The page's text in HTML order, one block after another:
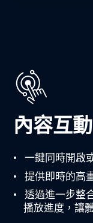
內容互
一鍵同時開啟
提供即時的高
透過進一步整
播放進度，讓